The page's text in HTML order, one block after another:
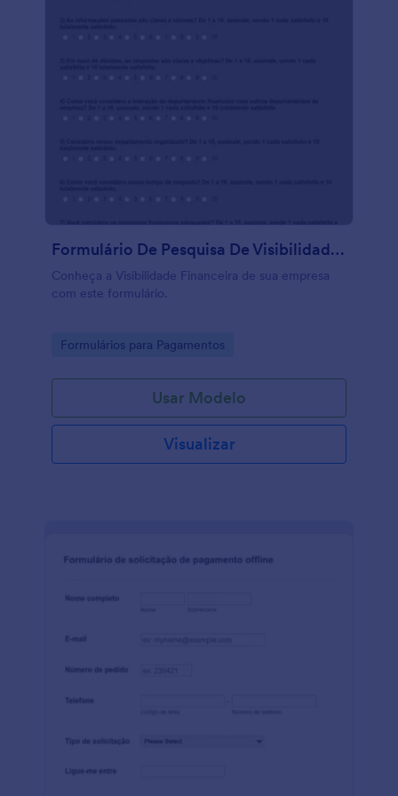
Formulário De Pesquisa De Visibilidade Financeira Organizacional
Conheça a Visibilidade Financeira de sua empresa
com este formulário.
Go to Category:
Formulários para Pagamentos
Usar Modelo
Visualizar